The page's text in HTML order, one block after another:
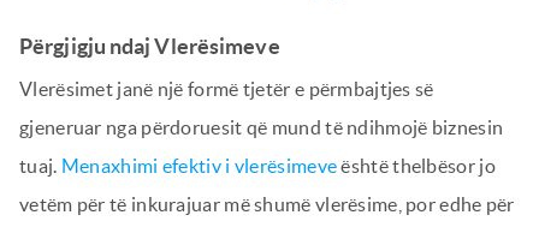
Përgjigju ndaj Vlerësimeve
Vlerësimet janë një formë tjetër e përmbajtjes së
gjeneruar nga përdoruesit që mund të ndihmojë biznesin
tuaj. Menaxhimi efektiv i vlerësimeveështë thelbësor jo
vetëm për të inkurajuar më shumë vlerësime, por edhe për